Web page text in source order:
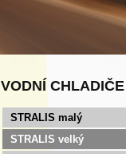
VODNÍ
STRALIS malý
STRALIS velký